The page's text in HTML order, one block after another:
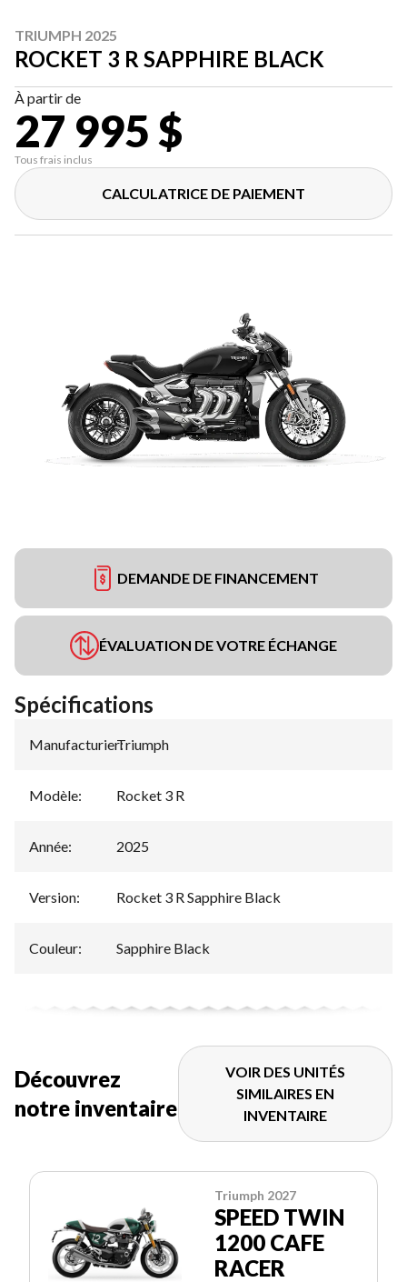
TRIUMPH 2025
ROCKET 3 R SAPPHIRE BLACK
À partir de
27 995 $
Tous frais inclus
CALCULATRICE DE PAIEMENT
DEMANDE DE FINANCEMENT
ÉVALUATION DE VOTRE ÉCHANGE
Spécifications
Manufacturier:
Triumph
Modèle: Rocket 3 R
Année: 2025
Version: Rocket 3 R Sapphire Black
Couleur: Sapphire Black
Découvrez
notre inventaire
VOIR DES UNITÉS
SIMILAIRES EN
INVENTAIRE
Triumph 2027
SPEED TWIN
1200 CAFE
RACER